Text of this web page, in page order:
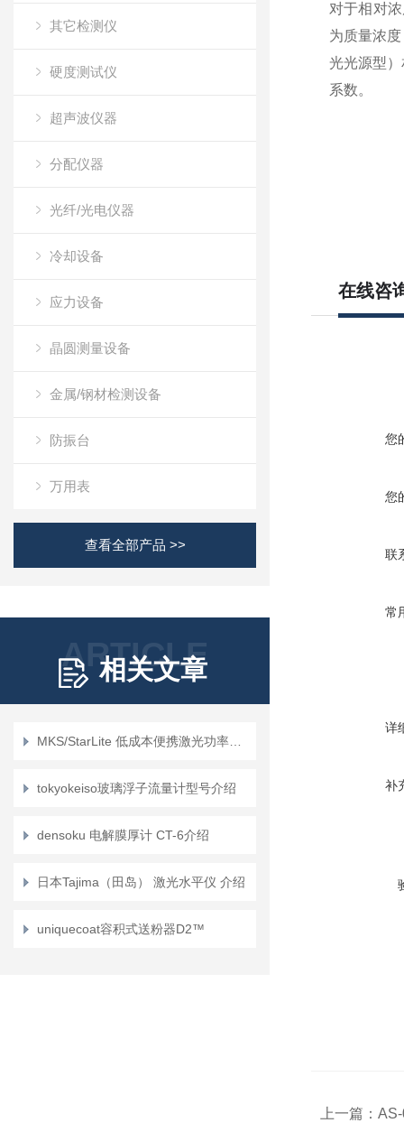
其它检测仪
硬度测试仪
超声波仪器
分配仪器
光纤/光电仪器
冷却设备
应力设备
晶圆测量设备
金属/钢材检测设备
防振台
万用表
查看全部产品 >>
ARTICLE
相关文章
tokyokeiso玻璃浮子流量计型号介绍
densoku 电解膜厚计 CT-6介绍
日本Tajima（田岛） 激光水平仪 介绍
uniquecoat容积式送粉器D2™
对于相对
为质量浓
光光源型
系数。
在线咨
您
您
联
常
详
补
上一篇：